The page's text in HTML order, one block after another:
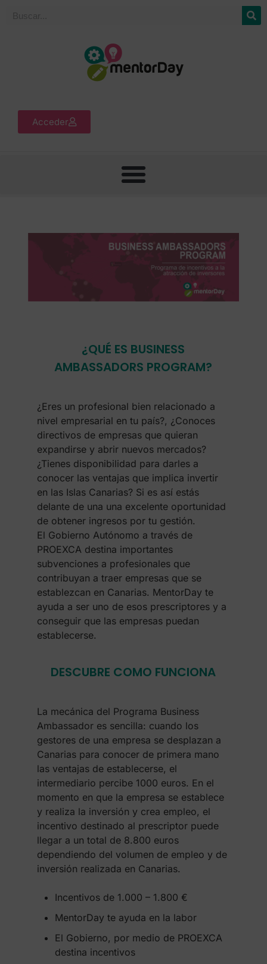
Acceder
¿QUÉ ES BUSINESS
AMBASSADORS PROGRAM?
¿Eres un profesional bien relacionado a
nivel empresarial en tu país?, ¿Conoces
directivos de empresas que quieran
expandirse y abrir nuevos mercados?
¿Tienes disponibilidad para darles a
conocer las ventajas que implica invertir
en las Islas Canarias? Si es así estás
delante de una una excelente oportunidad
de obtener ingresos por tu gestión.
El Gobierno Autónomo a través de
PROEXCA destina importantes
subvenciones a profesionales que
contribuyan a traer empresas que se
establezcan en Canarias. MentorDay te
ayuda a ser uno de esos prescriptores y a
conseguir que las empresas puedan
establecerse.
DESCUBRE COMO FUNCIONA
La mecánica del Programa Business
Ambassador es sencilla: cuando los
gestores de una empresa se desplazan a
Canarias para conocer de primera mano
las ventajas de establecerse, el
intermediario percibe 1000 euros. En el
momento en que la empresa se establece
y realiza la inversión y crea empleo, el
incentivo destinado al prescriptor puede
llegar a un total de 8.800 euros
dependiendo del volumen de empleo y de
inversión realizada en Canarias.
Incentivos de 1.000 – 1.800 €
MentorDay te ayuda en la labor
El Gobierno, por medio de PROEXCA
destina incentivos